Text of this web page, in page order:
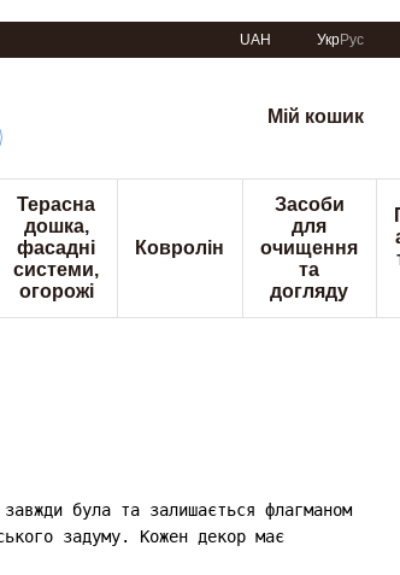
UAH УкрРус
Мій кошик
Терасна
дошка,
фасадні
системи,
огорожі
Ковролін
Засоби
для
очищення
та
догляду
була та залишається флагманом
задуму. Кожен декор має